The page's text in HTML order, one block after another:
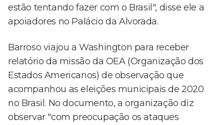
estão tentando fazer com o Brasil", disse ele a
apoiadores no Palácio da Alvorada.
Barroso viajou a Washington para receber
relatório da missão da OEA (Organização dos
Estados Americanos) de observação que
acompanhou as eleições municipais de 2020
no Brasil. No documento, a organização diz
observar "com preocupação os ataques